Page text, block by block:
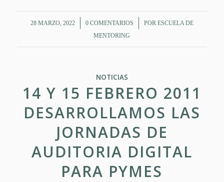
28 MARZO, 2022
/ 0 COMENTARIOS
/ POR ESCUELA DE
MENTORING
NOTICIAS
14 Y 15 FEBRERO 2011
DESARROLLAMOS LAS
JORNADAS DE
AUDITORIA DIGITAL
PARA PYMES